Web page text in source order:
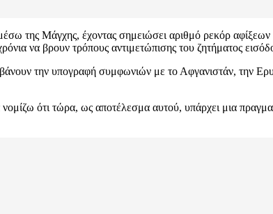
της Μάγχης, έχοντας σημειώσει αριθμό ρεκόρ
να βρουν τρόπους αντιμετώπισης του ζητήματος
την υπογραφή συμφωνιών με το Αφγανιστάν, την
ότι τώρα, ως αποτέλεσμα αυτού, υπάρχει μια